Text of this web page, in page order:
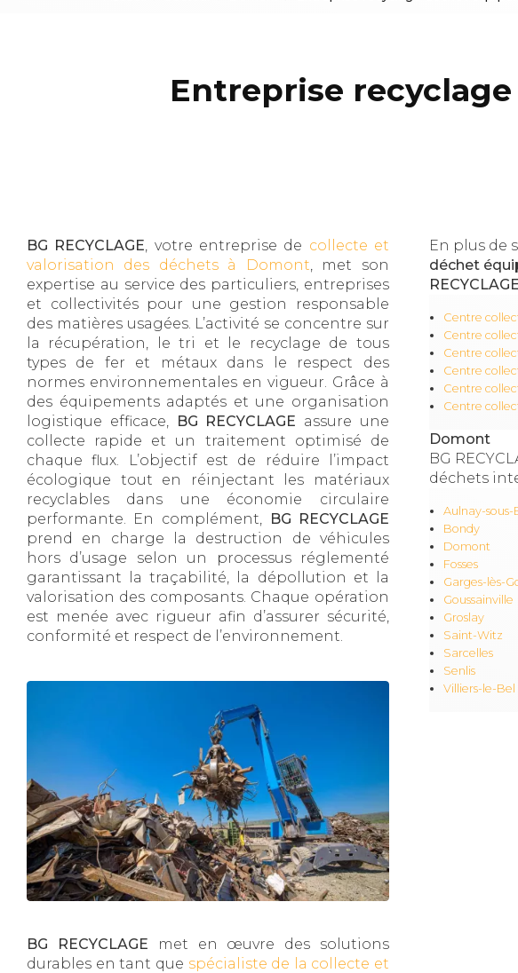
Entreprise
BG RECYCLAGE, votre entreprise de collecte et
valorisation des déchets à Domont, met son
expertise au service des particuliers, entreprises
et collectivités pour une gestion responsable
des matières usagées. L’activité se concentre sur
la récupération, le tri et le recyclage de tous
types de fer et métaux dans le respect des
normes environnementales en vigueur. Grâce à
des équipements adaptés et une organisation
logistique efficace,
BG RECYCLAGE assure une
collecte rapide et un traitement optimisé de
chaque flux. L’objectif est de réduire l’impact
écologique tout en réinjectant les matériaux
recyclables dans une économie circulaire
performante. En complément,
BG RECYCLAGE
prend en charge la destruction de véhicules
hors d’usage selon un processus réglementé
garantissant la traçabilité, la dépollution et la
valorisation des composants. Chaque opération
est menée avec rigueur afin d’assurer sécurité,
conformité et respect de l’environnement.
BG RECYCLAGE met en œuvre des solutions
durables en tant que spécialiste de la collecte et
En plus de
déchet
RECYCLAGE
Centre
Centre
Centre
Centre
Centre
Centre
Domont
BG
déchets
Aulnay-sous-
Bondy
Domont
Fosses
Garges-lès-
Goussainville
Groslay
Saint-Witz
Sarcelles
Senlis
Villiers-le-Bel